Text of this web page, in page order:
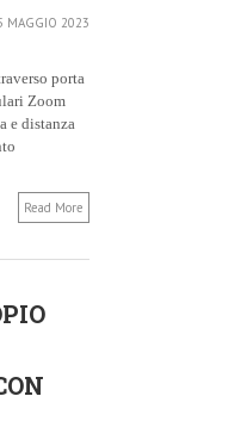
MAGGIO 2023
porta
Zoom
e distanza
Read More